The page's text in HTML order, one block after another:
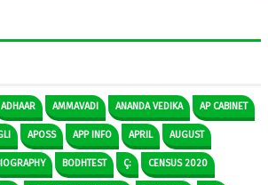
ADHAAR AMMAVADI ANANDA VEDIKA AP CABINET
APOSS APP INFO APRIL AUGUST
BODHTEST Ç: CENSUS 2020